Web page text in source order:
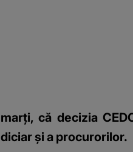
că decizia
şi a procurorilor.